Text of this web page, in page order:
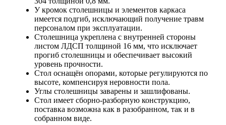
У кромок столешницы и элементов каркаса
имеется подгиб, исключающий получение травм
персоналом при эксплуатации.
Столешница укреплена с внутренней стороны
листом ЛДСП толщиной 16 мм, что исключает
прогиб столешницы и обеспечивает высокий
уровень прочности.
Стол оснащён опорами, которые регулируются по
высоте, компенсируя неровности пола.
Углы столешницы заварены и зашлифованы.
Стол имеет сборно-разборную конструкцию,
поставка возможна как в разобранном, так и в
собранном виде.